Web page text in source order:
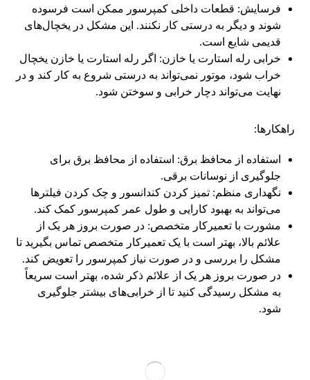
فرسایش: قطعات داخلی کمپرسور ممکن است فرسوده
شوند و دیگر به درستی کار نکنند. این مشکل در یخچال‌های
قدیمی شایع است.
خرابی رله استارت یا خازن: اگر رله استارت یا خازن یخچال
خراب شود، موتور نمی‌تواند به درستی شروع به کار کند و در
نهایت می‌تواند دچار خرابی و سوختن شود.
راهکارها:
استفاده از محافظ برق: استفاده از محافظ برق برای
جلوگیری از نوسانات برقی.
نگهداری منظم: تمیز کردن کندانسور و چک کردن فیلترها
می‌تواند به بهبود کارایی و طول عمر کمپرسور کمک کند.
مشورت با تعمیرکار متخصص: در صورت بروز هر یک از
علائم بالا، بهتر است با یک تعمیرکار متخصص تماس بگیرید تا
مشکل را بررسی و در صورت نیاز کمپرسور را تعویض کند.
در صورت بروز هر یک از علائم ذکر شده، بهتر است سریعاً
به مشکل رسیدگی کنید تا از خرابی‌های بیشتر جلوگیری
شود.